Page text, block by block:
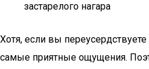
застарелого нагара
Хотя, если вы
самые приятные ощущения.